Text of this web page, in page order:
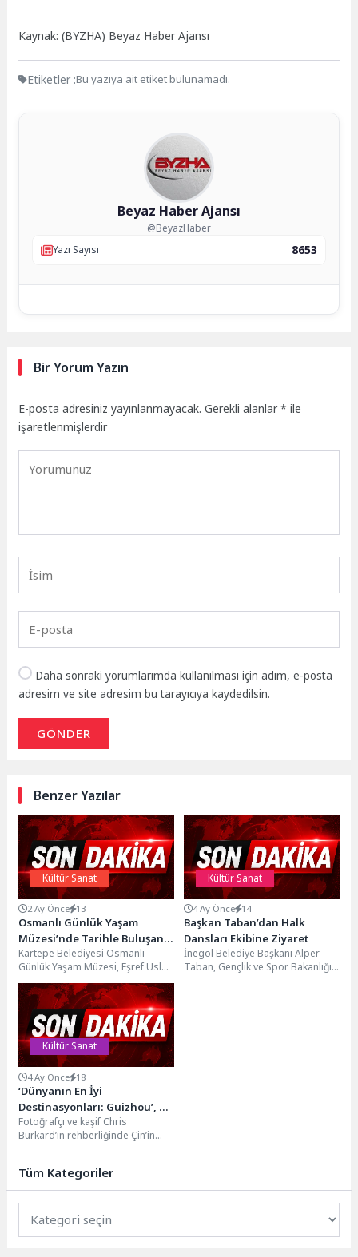
Kaynak: (BYZHA) Beyaz Haber Ajansı
Etiketler :Bu yazıya ait etiket bulunamadı.
Beyaz Haber Ajansı
@BeyazHaber
Yazı Sayısı
8653
Bir Yorum Yazın
E-posta adresiniz yayınlanmayacak. Gerekli alanlar* ile
işaretlenmişlerdir
Daha sonraki yorumlarımda kullanılması için adım, e-posta
adresim ve site adresim bu tarayıcıya kaydedilsin.
GÖNDER
Benzer Yazılar
Kültür Sanat
2 Ay Önce 13
Osmanlı Günlük Yaşam
Müzesi’nde Tarihle Buluşan
Minikler
Kartepe Belediyesi Osmanlı
Günlük Yaşam Müzesi, Eşref Uslu
İlkokulu öğrencilerini ağırladı.
Düzenlenen gezi programında
öğrenciler,...
Kültür Sanat
4 Ay Önce 14
Başkan Taban’dan Halk
Dansları Ekibine Ziyaret
İnegöl Belediye Başkanı Alper
Taban, Gençlik ve Spor Bakanlığı
Kültür Sanat
4 Ay Önce 18
‘Dünyanın En İyi
Destinasyonları: Guizhou’, 18
Nisan Cumartesi 19.00’da
National Geographic
Fotoğrafçı ve kaşif Chris
Burkard’ın rehberliğinde Çin’in
Tüm Kategoriler